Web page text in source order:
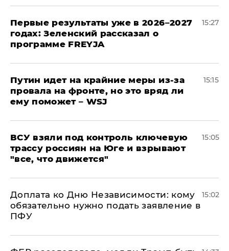
Первые результаты уже в 2026–2027
годах: Зеленский рассказал о
программе FREYJA
15:27
Путин идет на крайние меры из-за
провала на фронте, но это вряд ли
ему поможет – WSJ
15:15
ВСУ взяли под контроль ключевую
трассу россиян на Юге и взрывают
"все, что движется"
15:05
Доплата ко Дню Независимости: кому
обязательно нужно подать заявление в
ПФУ
15:02